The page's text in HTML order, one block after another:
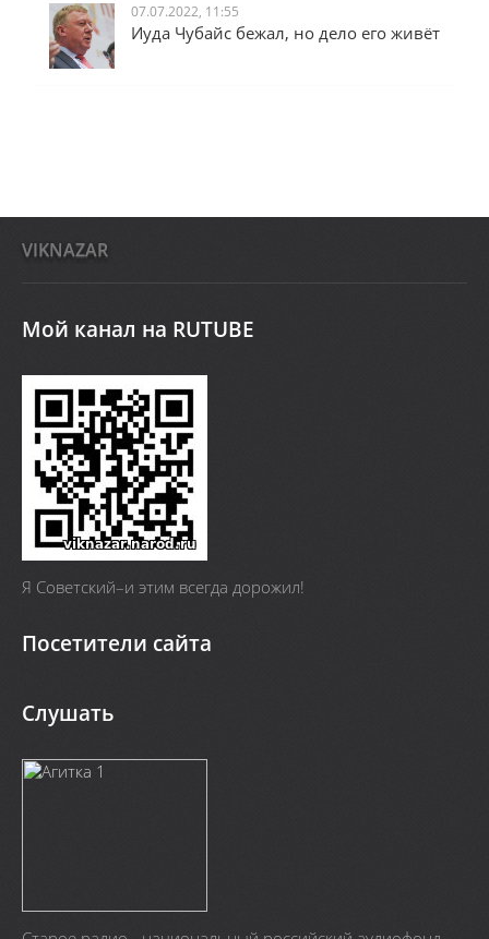
07.07.2022, 11:55
Иуда Чубайс бежал, но дело его живёт
VIKNAZAR
Мой канал на RUTUBE
Я Cоветский–и этим всегда дорожил!
Посетители сайта
Слушать